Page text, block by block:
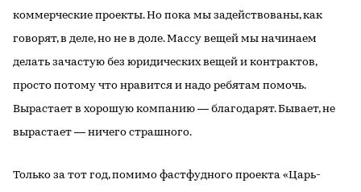
коммерческие проекты. Но пока мы задействованы, как
говорят, в деле, но не в доле. Массу вещей мы начинаем
делать зачастую без юридических вещей и контрактов,
просто потому что нравится и надо ребятам помочь.
Вырастает в хорошую компанию ― благодарят. Бывает, не
вырастает ― ничего страшного.
Только за тот год, помимо фастфудного проекта «Царь-